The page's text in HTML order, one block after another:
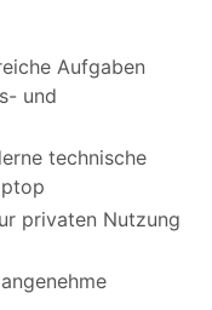
Aufgaben
und
technische
privaten Nutzung